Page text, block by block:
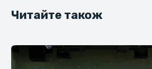
Читайте також